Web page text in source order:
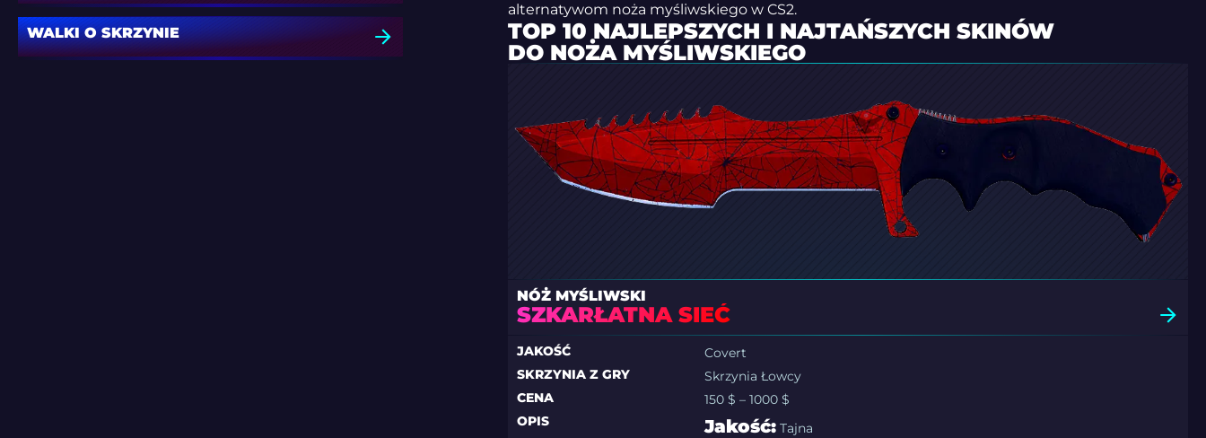
WALKI O SKRZYNIE
alternatywom noża myśliwskiego w CS2.
TOP 10 NAJLEPSZYCH I NAJTAŃSZYCH SKINÓW
DO NOŻA MYŚLIWSKIEGO
NÓŻ MYŚLIWSKI
SZKARŁATNA SIEĆ
JAKOŚĆ
Covert
SKRZYNIA Z GRY
Skrzynia Łowcy
CENA
150 $ – 1000 $
OPIS
Jakość: Tajna